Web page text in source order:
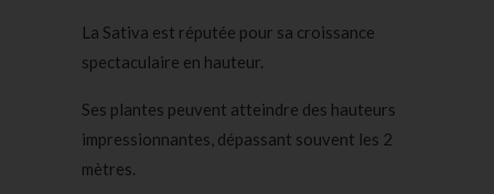
La Sativa est réputée pour sa croissance
spectaculaire en hauteur.
Ses plantes peuvent atteindre des hauteurs
impressionnantes, dépassant souvent les 2
mètres.